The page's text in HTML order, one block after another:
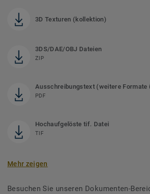
3D Texturen (kollektion)
3DS/DAE/OBJ Dateien
ZIP
Ausschreibungstext (weitere Formate
PDF
Hochaufgelöste tif. Datei
TIF
Mehr zeigen
Besuchen Sie unseren Dokumenten-